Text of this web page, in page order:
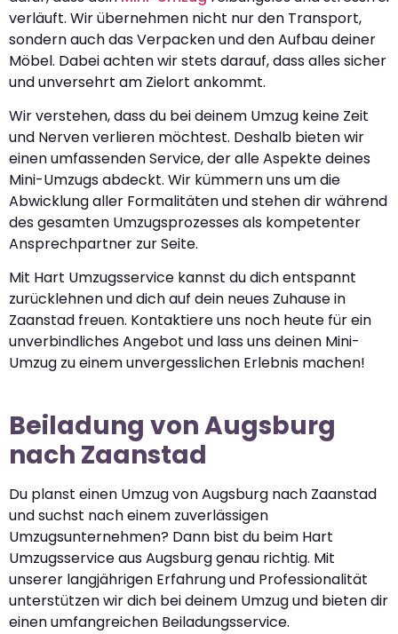
verläuft. Wir übernehmen nicht nur den Transport,
sondern auch das Verpacken und den Aufbau deiner
Möbel. Dabei achten wir stets darauf, dass alles sicher
und unversehrt am Zielort ankommt.
Wir verstehen, dass du bei deinem Umzug keine Zeit
und Nerven verlieren möchtest. Deshalb bieten wir
einen umfassenden Service, der alle Aspekte deines
Mini-Umzugs abdeckt. Wir kümmern uns um die
Abwicklung aller Formalitäten und stehen dir während
des gesamten Umzugsprozesses als kompetenter
Ansprechpartner zur Seite.
Mit Hart Umzugsservice kannst du dich entspannt
zurücklehnen und dich auf dein neues Zuhause in
Zaanstad freuen. Kontaktiere uns noch heute für ein
unverbindliches Angebot und lass uns deinen Mini-
Umzug zu einem unvergesslichen Erlebnis machen!
Beiladung von Augsburg
nach Zaanstad
Du planst einen Umzug von Augsburg nach Zaanstad
und suchst nach einem zuverlässigen
Umzugsunternehmen? Dann bist du beim Hart
Umzugsservice aus Augsburg genau richtig. Mit
unserer langjährigen Erfahrung und Professionalität
unterstützen wir dich bei deinem Umzug und bieten dir
einen umfangreichen Beiladungsservice.